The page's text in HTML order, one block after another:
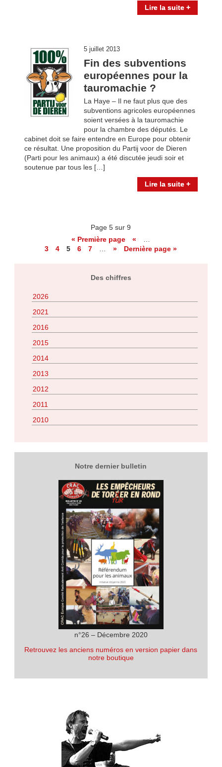
Lire la suite +
5 juillet 2013
Fin des subventions
européennes pour la
tauromachie ?
La Haye – Il ne faut plus que des
subventions agricoles européennes
soient versées à la tauromachie
pour la chambre des députés. Le
cabinet doit se faire entendre en Europe pour obtenir
ce résultat. Une proposition du Partij voor de Dieren
(Parti pour les animaux) a été discutée jeudi soir et
soutenue par tous les […]
Lire la suite +
Page 5 sur 9
« Première page
«
3
4 5 6 7 » Dernière page »
Des chiffres
2026
2021
2016
2015
2014
2013
2012
2011
2010
Notre dernier bulletin
n°26 – Décembre 2020
Retrouvez les anciens numéros en version papier dans
notre boutique